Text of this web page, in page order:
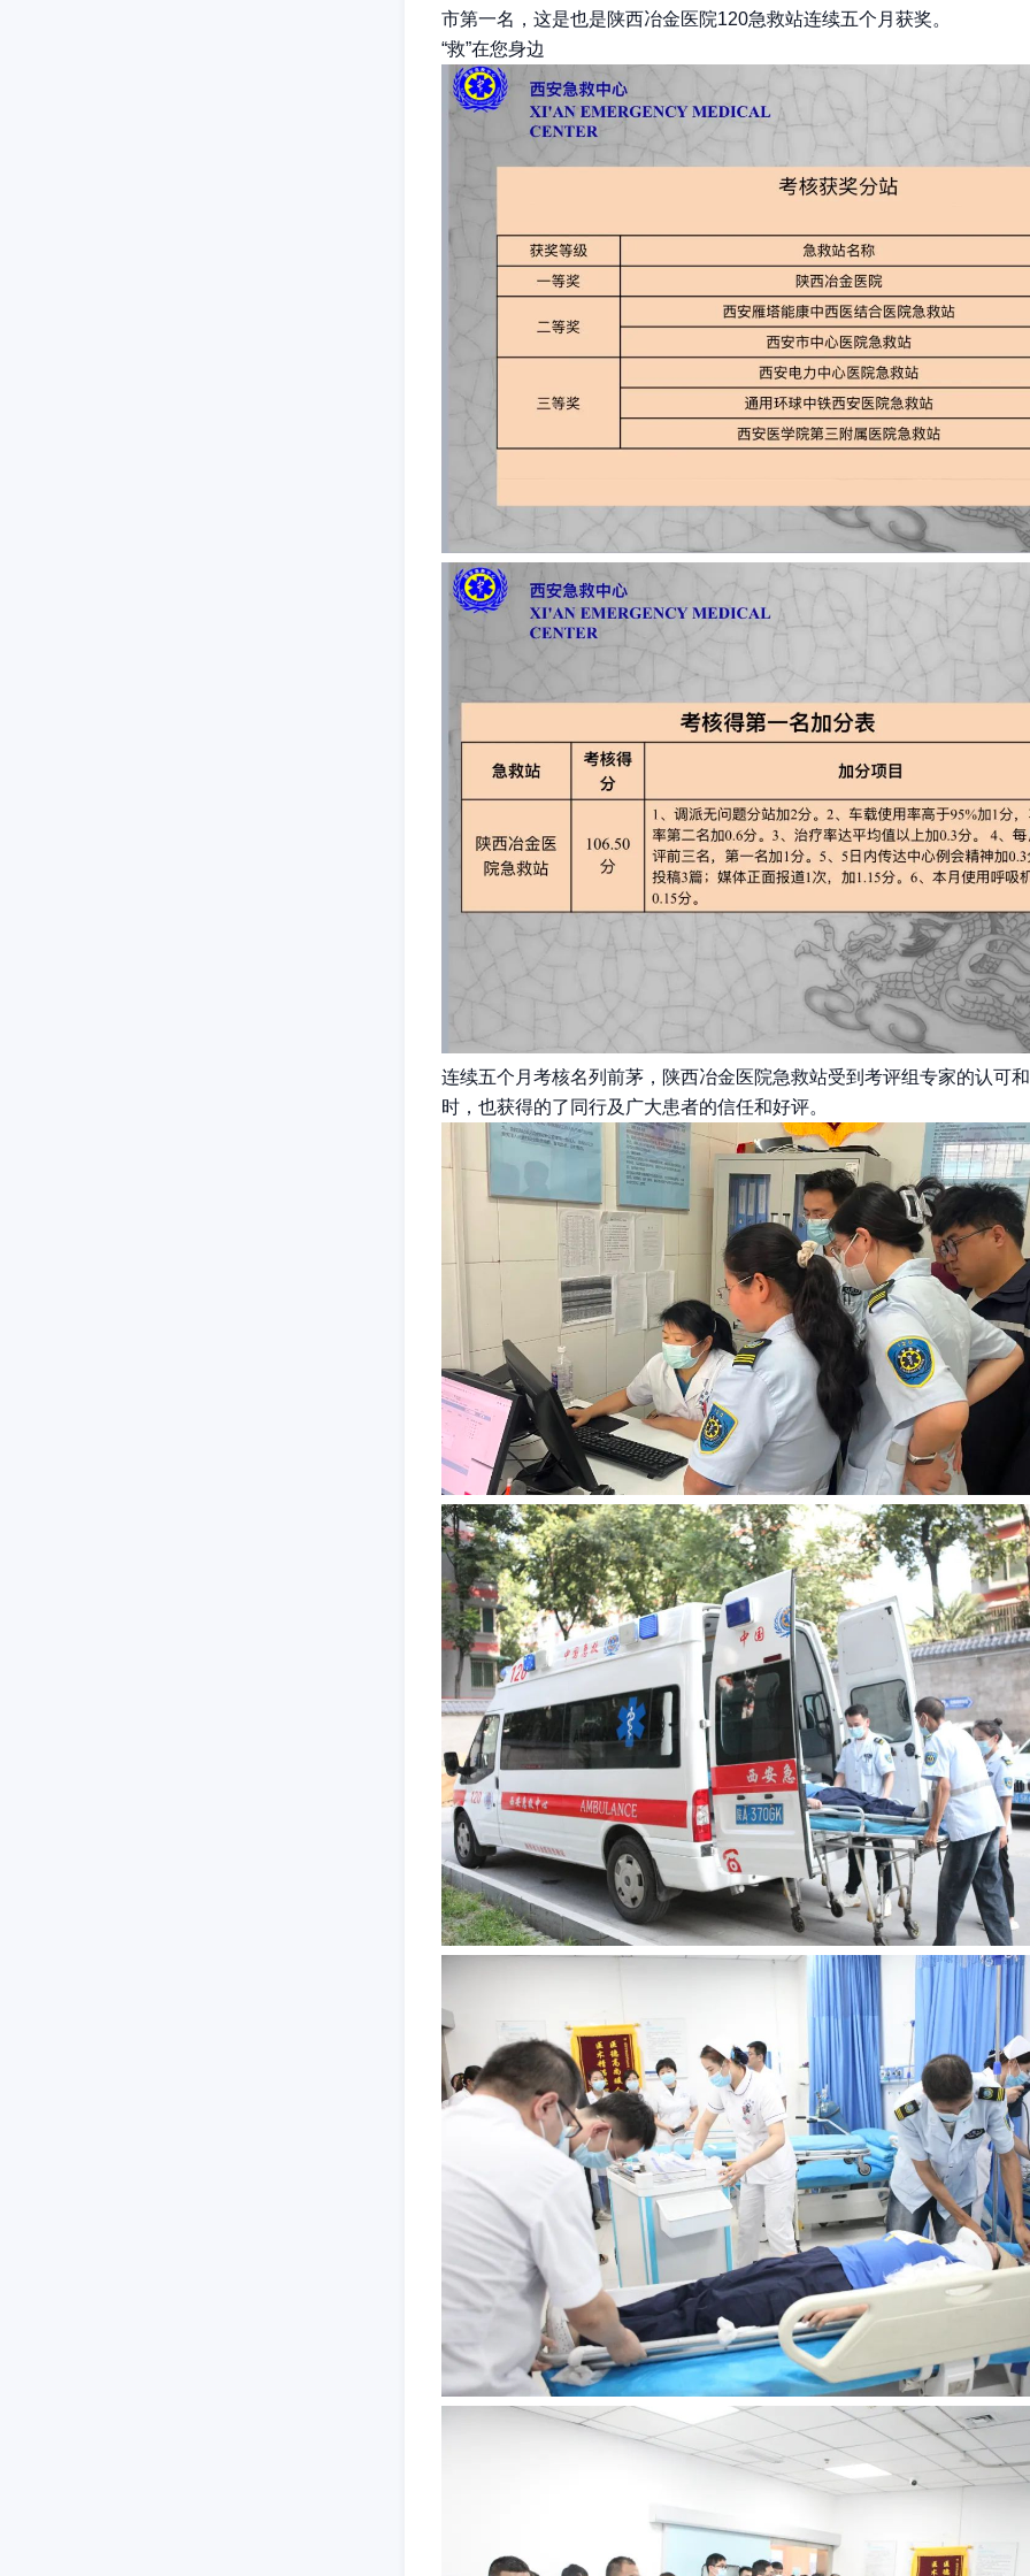
市第一名，这是也是陕西冶金医院120急救站连续五个月获奖。
“救”在您身边
连续五个月考核名列前茅，陕西冶金医院急救站受到考评组专家的认可
时，也获得的了同行及广大患者的信任和好评。